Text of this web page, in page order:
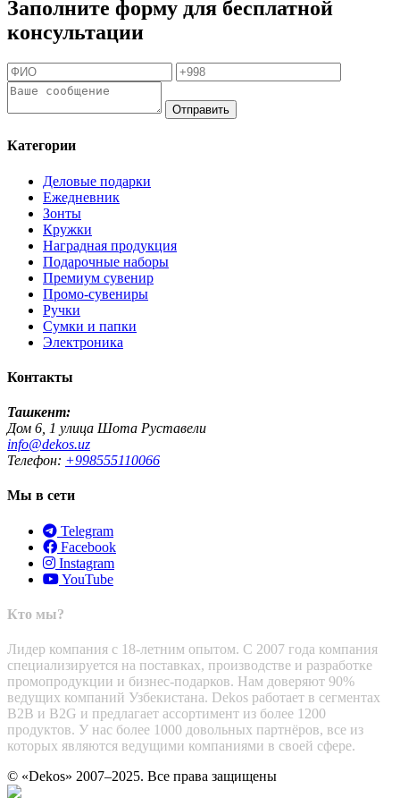
Заполните форму для бесплатной
консультации
Отправить
Категории
Деловые подарки
Ежедневник
Зонты
Кружки
Наградная продукция
Подарочные наборы
Премиум сувенир
Промо-сувениры
Ручки
Сумки и папки
Электроника
Контакты
Ташкент:
Дом 6, 1 улица Шота Руставели
info@dekos.uz
Телефон: +998555110066
Мы в сети
Telegram
Facebook
Instagram
YouTube
Кто мы?
Лидер компания с 18-летним опытом. С 2007 года компания
специализируется на поставках, производстве и разработке
промопродукции и бизнес-подарков. Нам доверяют 90%
ведущих компаний Узбекистана. Dekos работает в сегментах
B2B и B2G и предлагает ассортимент из более 1200
продуктов. У нас более 1000 довольных партнёров, все из
которых являются ведущими компаниями в своей сфере.
© «Dekos» 2007–2025. Все права защищены